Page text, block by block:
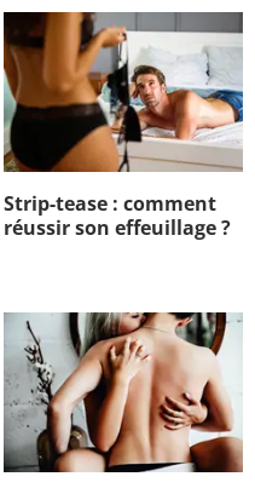
Strip-tease : comment
réussir son effeuillage ?